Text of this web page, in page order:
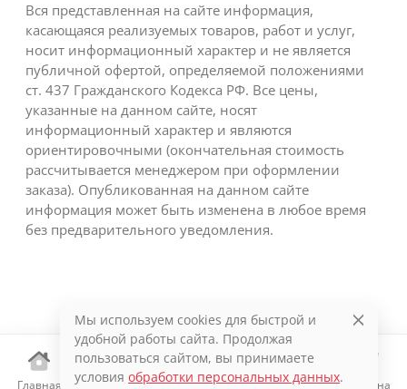
Главная Каталог Избранное Корзина
Вся представленная на сайте информация,
касающаяся реализуемых товаров, работ и услуг,
носит информационный характер и не является
публичной офертой, определяемой положениями
ст. 437 Гражданского Кодекса РФ. Все цены,
указанные на данном сайте, носят
информационный характер и являются
ориентировочными (окончательная стоимость
рассчитывается менеджером при оформлении
заказа). Опубликованная на данном сайте
информация может быть изменена в любое время
без предварительного уведомления.
Мы используем cookies для быстрой и
удобной работы сайта. Продолжая
пользоваться сайтом, вы принимаете
условия обработки персональных данных.